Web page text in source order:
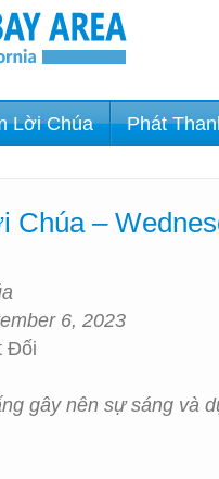
Lời Chúa Phát
Chúa –
6, 2023
Đối
gây nên sự sáng và